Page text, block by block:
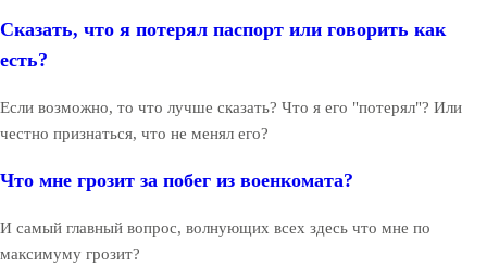
Сказать, что я потерял паспорт или говорить как
есть?
Если возможно, то что лучше сказать? Что я его "потерял"? Или
честно признаться, что не менял его?
Что мне грозит за побег из военкомата?
И самый главный вопрос, волнующих всех здесь что мне по
максимуму грозит?